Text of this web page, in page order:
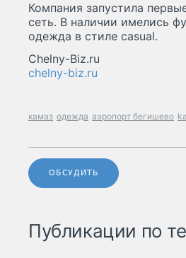
Компания запустила
сеть. В наличии имелись
одежда в стиле casual.
Chelny-Biz.ru
chelny-biz.ru
камаз одежда аэропорт бегишево
ОБСУДИТЬ
Публикации по